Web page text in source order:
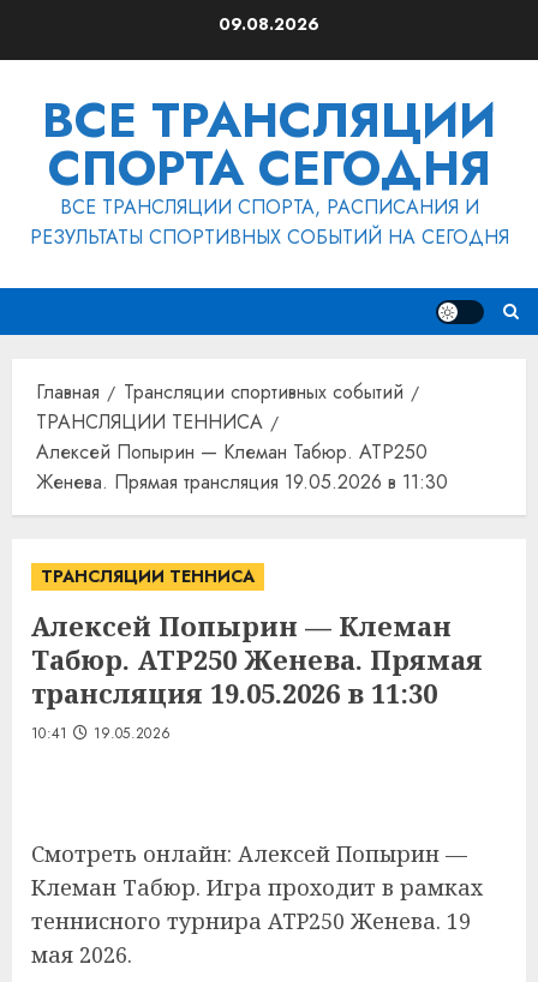
09.08.2026
ВСЕ ТРАНСЛЯЦИИ
СПОРТА СЕГОДНЯ
ВСЕ ТРАНСЛЯЦИИ СПОРТА, РАСПИСАНИЯ И
РЕЗУЛЬТАТЫ СПОРТИВНЫХ СОБЫТИЙ НА СЕГОДНЯ
Главная
Трансляции спортивных событий
ТРАНСЛЯЦИИ ТЕННИСА
Алексей Попырин — Клеман Табюр. ATP250
Женева. Прямая трансляция 19.05.2026 в 11:30
ТРАНСЛЯЦИИ ТЕННИСА
Алексей Попырин — Клеман
Табюр. ATP250 Женева. Прямая
трансляция 19.05.2026 в 11:30
10:41 19.05.2026
Смотреть онлайн: Алексей Попырин —
Клеман Табюр. Игра проходит в рамках
теннисного турнира ATP250 Женева. 19
мая 2026.